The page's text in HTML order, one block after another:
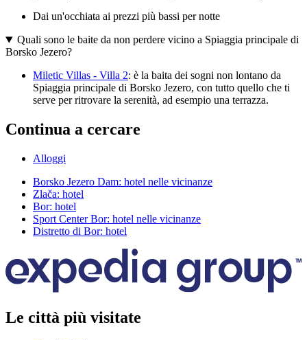
Dai un'occhiata ai prezzi più bassi per notte
Quali sono le baite da non perdere vicino a Spiaggia principale di
Borsko Jezero?
Miletic Villas - Villa 2: è la baita dei sogni non lontano da
Spiaggia principale di Borsko Jezero, con tutto quello che ti
serve per ritrovare la serenità, ad esempio una terrazza.
Continua a cercare
Alloggi
Borsko Jezero Dam: hotel nelle vicinanze
Zlača: hotel
Bor: hotel
Sport Center Bor: hotel nelle vicinanze
Distretto di Bor: hotel
Le città più visitate